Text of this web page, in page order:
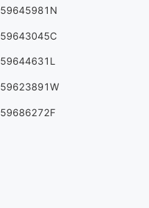
59645981N
59643045C
59644631L
59623891W
59686272F